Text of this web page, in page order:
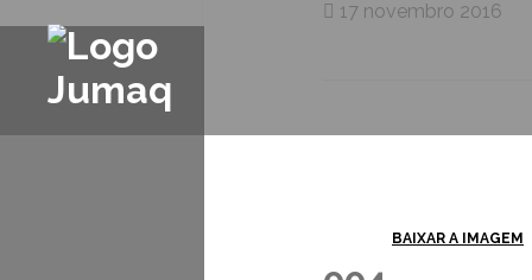
17 novembro 2016
BAIXAR A IMAGEM